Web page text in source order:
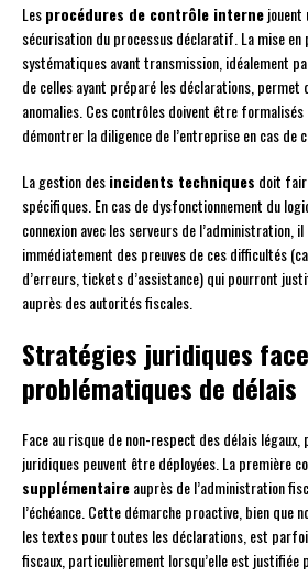
Lesprocédures de contrôle internejouent
sécurisation du processus déclaratif. La mise en
systématiques avant transmission, idéalement
de celles ayant préparé les déclarations, permet
anomalies. Ces contrôles doivent être
démontrer la diligence de l’entreprise en cas de
La gestion desincidents techniques doit
spécifiques. En cas de dysfonctionnement du
connexion avec les serveurs de
immédiatement des preuves de ces difficultés
d’erreurs, tickets d’assistance) qui pourront
auprès des autorités fiscales.
Stratégies juridiques
problématiques de délais
Face au risque de non-respect des délais
juridiques peuvent être déployées. La première
supplémentaireauprès de l’administration
l’échéance. Cette démarche proactive, bien que
les textes pour toutes les déclarations, est
fiscaux, particulièrement lorsqu’elle est justifiée